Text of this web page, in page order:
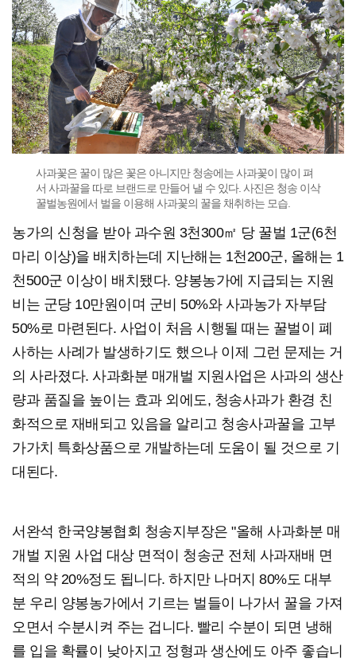
사과꽃은 꿀이 많은 꽃은 아니지만 청송에는 사과꽃이 많이 펴
서 사과꿀을 따로 브랜드로 만들어 낼 수 있다. 사진은 청송 이삭
꿀벌농원에서 벌을 이용해 사과꽃의 꿀을 채취하는 모습.
농가의 신청을 받아 과수원 3천300㎡ 당 꿀벌 1군(6천
마리 이상)을 배치하는데 지난해는 1천200군, 올해는 1
천500군 이상이 배치됐다. 양봉농가에 지급되는 지원
비는 군당 10만원이며 군비 50%와 사과농가 자부담
50%로 마련된다. 사업이 처음 시행될 때는 꿀벌이 폐
사하는 사례가 발생하기도 했으나 이제 그런 문제는 거
의 사라졌다. 사과화분 매개벌 지원사업은 사과의 생산
량과 품질을 높이는 효과 외에도, 청송사과가 환경 친
화적으로 재배되고 있음을 알리고 청송사과꿀을 고부
가가치 특화상품으로 개발하는데 도움이 될 것으로 기
대된다.
서완석 한국양봉협회 청송지부장은 "올해 사과화분 매
개벌 지원 사업 대상 면적이 청송군 전체 사과재배 면
적의 약 20%정도 됩니다. 하지만 나머지 80%도 대부
분 우리 양봉농가에서 기르는 벌들이 나가서 꿀을 가져
오면서 수분시켜 주는 겁니다. 빨리 수분이 되면 냉해
를 입을 확률이 낮아지고 정형과 생산에도 아주 좋습니